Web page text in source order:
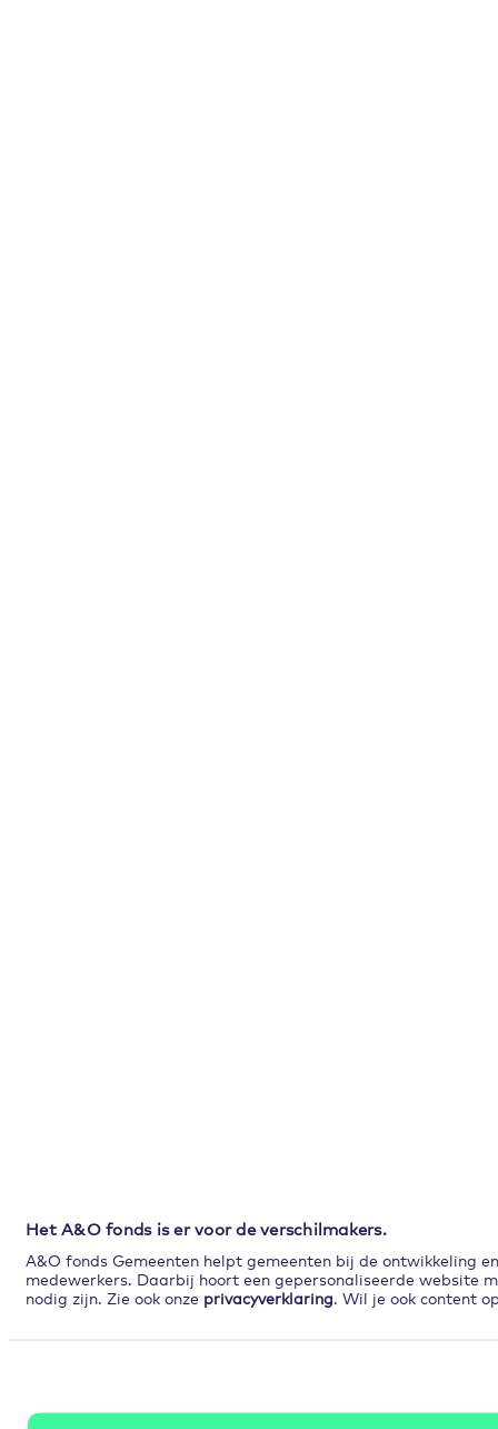
Het A&O fonds is er voor de verschilmakers.
A&O fonds Gemeenten helpt gemeenten bij de ontwikkeling
medewerkers. Daarbij hoort een gepersonaliseerde website
nodig zijn. Zie ook onze privacyverklaring . Wil je ook content